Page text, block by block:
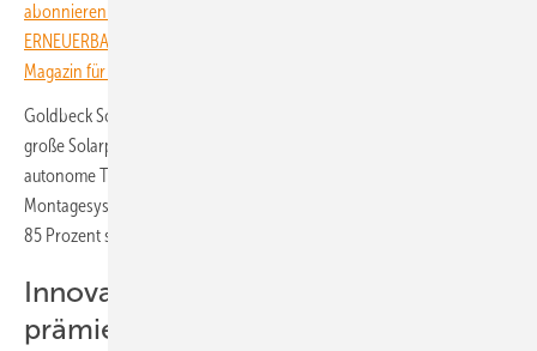
abonnieren Sie einfach den kostenlosen Newsletter von
ERNEUERBARE ENERGIEN – dem größten verbandsunabhängigen
Magazin für erneuerbare Energien in Deutschland!
Goldbeck Solar hat mit Heliomatix ein automatisiertes Bausystem für
große Solarparks entwickelt. Es vereint eine Vorfertigungsanlage,
autonome Transportfahrzeuge und ein robotergestütztes
Montagesystem. Dadurch kann der Arbeitsaufwand vor Ort um bis zu
85 Prozent sinken, was enorm Kosten spart und den Boden schont.
Innovative Speicherlösungen
prämiert